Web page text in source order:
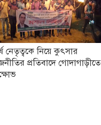
নেতৃত্বকে নিয়ে কুৎসার
প্রতিবাদে গোদাগাড়ীতে